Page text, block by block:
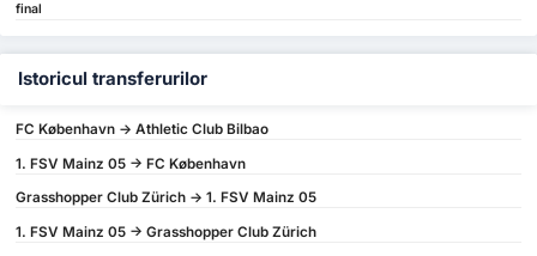
final
Istoricul transferurilor
FC København -> Athletic Club Bilbao
1. FSV Mainz 05 -> FC København
Grasshopper Club Zürich -> 1. FSV Mainz 05
1. FSV Mainz 05 -> Grasshopper Club Zürich